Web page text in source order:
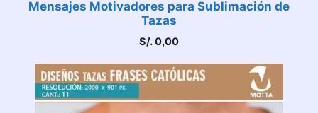
Mensajes Motivadores para Sublimación de
Tazas
S/.0,00